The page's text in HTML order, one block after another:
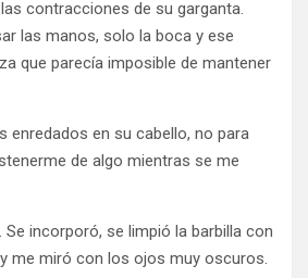
contracciones de su garganta.
las manos, solo la boca y ese
que parecía imposible de mantener
enredados en su cabello, no para
de algo mientras se me
incorporó, se limpió la barbilla con
me miró con los ojos muy oscuros.